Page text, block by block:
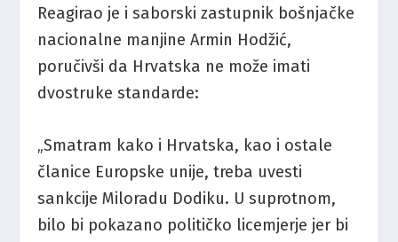
Reagirao je i saborski zastupnik bošnjačke
nacionalne manjine Armin Hodžić,
poručivši da Hrvatska ne može imati
dvostruke standarde:
„Smatram kako i Hrvatska, kao i ostale
članice Europske unije, treba uvesti
sankcije Miloradu Dodiku. U suprotnom,
bilo bi pokazano političko licemjerje jer bi